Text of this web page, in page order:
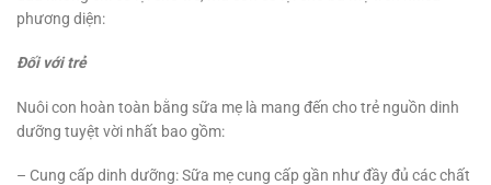
phương diện:
Đối với trẻ
Nuôi con hoàn toàn bằng sữa mẹ là mang đến cho trẻ nguồn dinh
dưỡng tuyệt vời nhất bao gồm:
– Cung cấp dinh dưỡng: Sữa mẹ cung cấp gần như đầy đủ các chất